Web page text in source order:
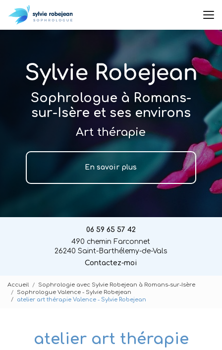
au
contenu
Sophrologue à Romans-
sur-Isère et ses environs
Art thérapie
En savoir plus
06 59 65 57 42
490 chemin Farconnet
26240 Saint-Barthélemy-de-Vals
Contactez-moi
Accueil
Sophrologie avec Sylvie Robejean à Romans-sur-Isère
Sophrologue Valence - Sylvie Robejean
atelier art thérapie Valence - Sylvie Robejean
atelier art thérapie